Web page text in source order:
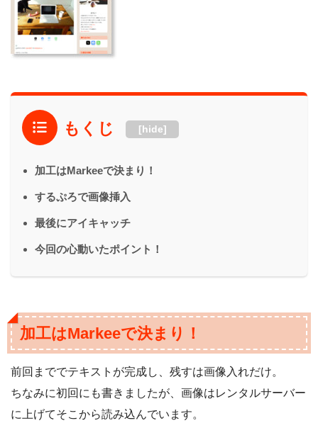
もくじ [hide]
加工はMarkeeで決まり！
するぷろで画像挿入
最後にアイキャッチ
今回の心動いたポイント！
加工はMarkeeで決まり！
前回まででテキストが完成し、残すは画像入れだけ。
ちなみに初回にも書きましたが、画像はレンタルサーバー
に上げてそこから読み込んでいます。